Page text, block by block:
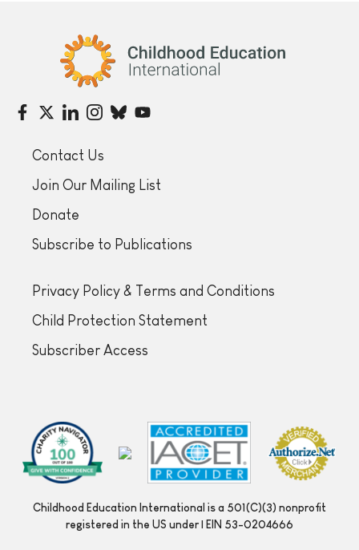
Childhood Education International
Contact Us
Join Our Mailing List
Donate
Subscribe to Publications
Privacy Policy & Terms and Conditions
Child Protection Statement
Subscriber Access
Childhood Education International is a 501(C)(3) nonprofit
registered in the US under | EIN 53-0204666